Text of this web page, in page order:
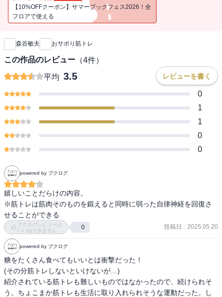
「なぜあの人は、私よりもたくさん食べているのにスタイルがいい
の？」――その秘密は、筋肉！筋肉をうまく使っていれば、「食べ
にしなくてもいいんです！
最新の科学的知見にもとづき、効率的でラク～に続けられる「おサ
ボり筋トレ」なら、どんなに運動が嫌いな人でも、美しく健康にな
ることができます。〈出版社から〉これなら続けられる！いつの間
にか習慣になっていた！スタッフの間でも成果が出ています。ぜひ
たくさんの方に知っていただきたい「クセになるダイエット」で
※こちらの作品は過去に他出版社より配信していた内容と同様とな
ります。重複購入にはお気を付けください
【10%OFFクーポン】サマーブックフェス2026！全
フロアで使える
新刊通知
森谷敏夫 おサボり筋トレ
この作品のレビュー （4件）
平均 3.5 レビューを書く
0
1
1
0
0
powered by ブクログ
嬉しいことだらけの内容。
※筋トレは筋肉そのものを鍛えると同時に弱った自律神経を回復さ
せることができる
ブクログレビューは
いいねできません
0 投稿日 : 2025.05.20
powered by ブクログ
糖をたくさん食べてもいいとは衝撃だった！
(その分筋トレしないといけないが…)
紹介されている筋トレも難しいものではなかったので、続けられそ
う。ちょこまか筋トレも生活に取り入れられそうな運動だった。し